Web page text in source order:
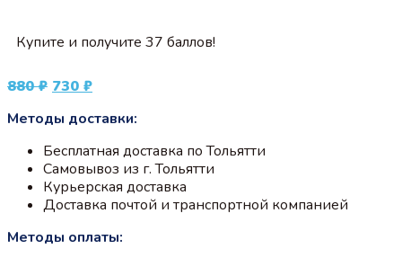
Купите и получите 37 баллов!
880₽ Первоначальная
составляла
730 ₽Текущая
730 ₽.
Методы доставки:
Бесплатная доставка по Тольятти
Самовывоз из г. Тольятти
Курьерская доставка
Доставка почтой и транспортной компанией
Методы оплаты: